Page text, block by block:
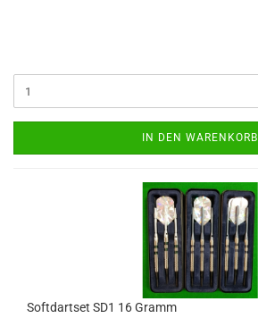
IN DEN WARENKORB
Softdart­set SD1 16 Gramm